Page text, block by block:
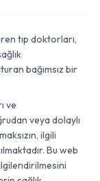
tıp doktorları,
bağımsız bir
ve
veya dolaylı
ilgili
Bu web